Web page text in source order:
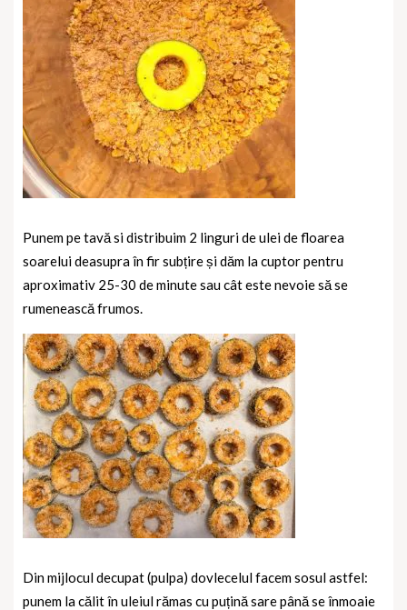
Punem pe tavă si distribuim 2 linguri de ulei de floarea
soarelui deasupra în fir subțire și dăm la cuptor pentru
aproximativ 25-30 de minute sau cât este nevoie să se
rumenească frumos.
Din mijlocul decupat (pulpa) dovlecelul facem sosul astfel:
punem la călit în uleiul rămas cu puțină sare până se înmoaie